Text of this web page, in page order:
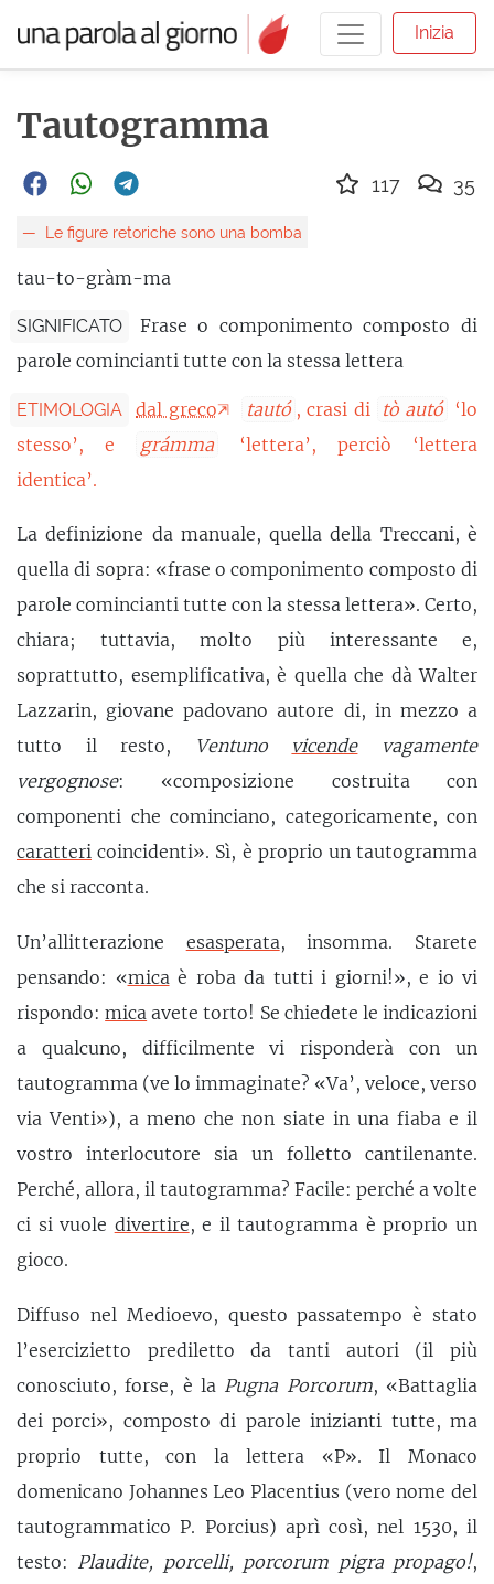
Inizia
Tautogramma
Le figure retoriche sono una bomba
tau-to-gràm-ma
SIGNIFICATO
Frase o componimento composto di
parole comincianti tutte con la stessa lettera
ETIMOLOGIA dal greco tautó , crasi di tò autó ‘lo
stesso’, e
grámma
‘lettera’, perciò ‘lettera
identica’.
La definizione da manuale, quella della Treccani, è
quella di sopra: «frase o componimento composto di
parole comincianti tutte con la stessa lettera». Certo,
chiara; tuttavia, molto più interessante e,
soprattutto, esemplificativa, è quella che dà Walter
Lazzarin, giovane padovano autore di, in mezzo a
tutto il resto,
Ventuno vicendevagamente
vergognose: «composizione costruita con
componenti che cominciano, categoricamente, con
caratteri coincidenti». Sì, è proprio un tautogramma
che si racconta.
Un’allitterazione esasperata, insomma. Starete
pensando: «mica è roba da tutti i giorni!», e io vi
rispondo:mica avete torto! Se chiedete le indicazioni
a qualcuno, difficilmente vi risponderà con un
tautogramma (ve lo immaginate? «Va’, veloce, verso
via Venti»), a meno che non siate in una fiaba e il
vostro interlocutore sia un folletto cantilenante.
Perché, allora, il tautogramma? Facile: perché a volte
ci si vuole divertire, e il tautogramma è proprio un
gioco.
Diffuso nel Medioevo, questo passatempo è stato
l’esercizietto prediletto da tanti autori (il più
conosciuto, forse, è la Pugna Porcorum, «Battaglia
dei porci», composto di parole inizianti tutte, ma
proprio tutte, con la lettera «P». Il Monaco
domenicano Johannes Leo Placentius (vero nome del
tautogrammatico P. Porcius) aprì così, nel 1530, il
testo: Plaudite, porcelli, porcorum pigra propago!,
117 35